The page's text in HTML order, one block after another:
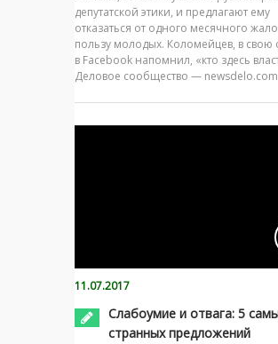
депутатской этики, и предлагают ему
отказаться от одного месячного
пользу молодых. Коломейцев, в свою
в Facebook напомнил, «кто здесь
Деловое сообщество — newsdelo.com
11.07.2017
Слабоумие и отвага: 5
странных предложений